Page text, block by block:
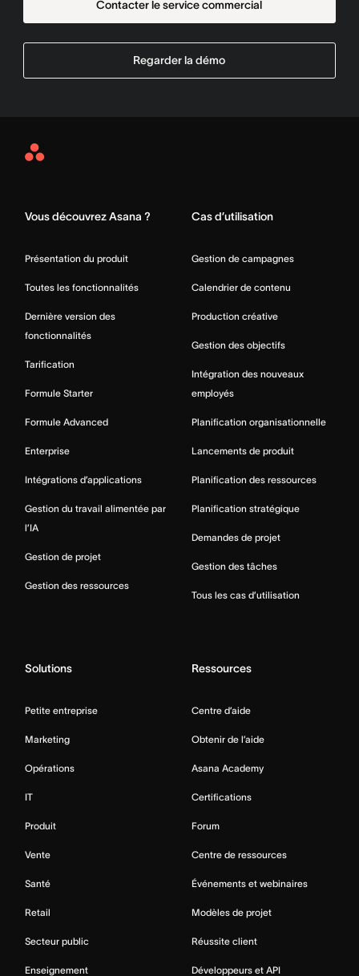
Contacter le service commercial
Regarder la démo
Asana
Vous découvrez Asana ?
Présentation du produit
Toutes les fonctionnalités
Dernière version des
fonctionnalités
Tarification
Formule Starter
Formule Advanced
Enterprise
Intégrations d’applications
Gestion du travail alimentée par
l’IA
Gestion de projet
Gestion des ressources
Cas d’utilisation
Gestion de campagnes
Calendrier de contenu
Production créative
Gestion des objectifs
Intégration des nouveaux
employés
Planification organisationnelle
Lancements de produit
Planification des ressources
Planification stratégique
Demandes de projet
Gestion des tâches
Tous les cas d’utilisation
Solutions
Petite entreprise
Marketing
Opérations
IT
Produit
Vente
Santé
Retail
Secteur public
Enseignement
Ressources
Centre d’aide
Obtenir de l’aide
Asana Academy
Certifications
Forum
Centre de ressources
Événements et webinaires
Modèles de projet
Réussite client
Développeurs et API